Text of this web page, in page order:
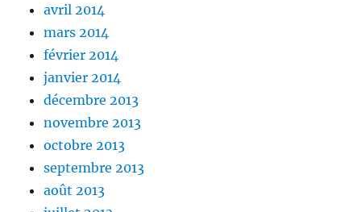
avril 2014
mars 2014
février 2014
janvier 2014
décembre 2013
novembre 2013
octobre 2013
septembre 2013
août 2013